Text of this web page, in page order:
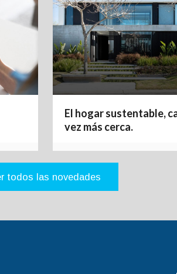
El hogar sustentable,
vez más cerca.
todos las novedades